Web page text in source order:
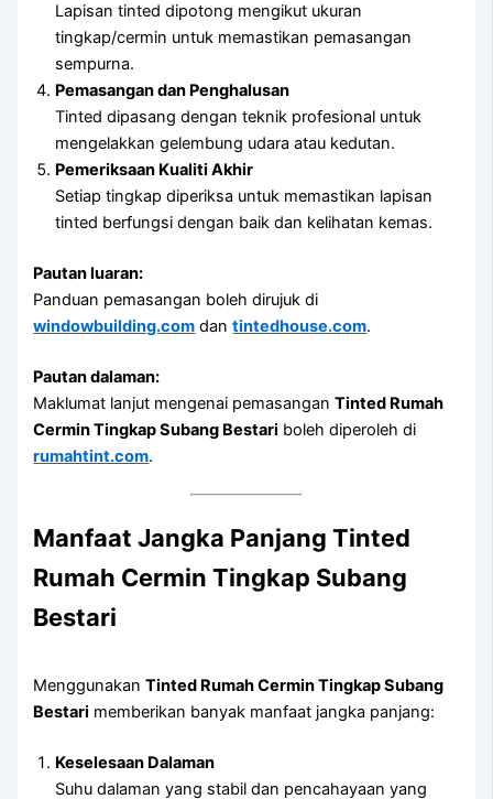
Lapisan tinted dipotong mengikut ukuran
tingkap/cermin untuk memastikan pemasangan
sempurna.
Pemasangan dan Penghalusan
Tinted dipasang dengan teknik profesional untuk
mengelakkan gelembung udara atau kedutan.
Pemeriksaan Kualiti Akhir
Setiap tingkap diperiksa untuk memastikan lapisan
tinted berfungsi dengan baik dan kelihatan kemas.
Pautan luaran:
Panduan pemasangan boleh dirujuk di
windowbuilding.com dantintedhouse.com.
Pautan dalaman:
Maklumat lanjut mengenai pemasanganTinted Rumah
Cermin Tingkap Subang Bestari boleh diperoleh di
rumahtint.com.
Manfaat Jangka Panjang Tinted
Rumah Cermin Tingkap Subang
Bestari
MenggunakanTinted Rumah Cermin Tingkap Subang
Bestari memberikan banyak manfaat jangka panjang:
Keselesaan Dalaman
Suhu dalaman yang stabil dan pencahayaan yang